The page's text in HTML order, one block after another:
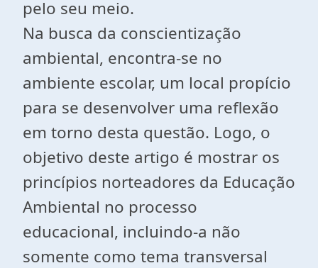
pelo seu meio.
Na busca da conscientização
ambiental, encontra-se no
ambiente escolar, um local propício
para se desenvolver uma reflexão
em torno desta questão. Logo, o
objetivo deste artigo é mostrar os
princípios norteadores da Educação
Ambiental no processo
educacional, incluindo-a não
somente como tema transversal